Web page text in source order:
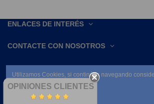
ENLACES DE INTERÉS
CONTACTE CON NOSOTROS
OPINIONES CLIENTES
Utilizamos Cookies, si continúas navegando
uso.
Leer condiciones